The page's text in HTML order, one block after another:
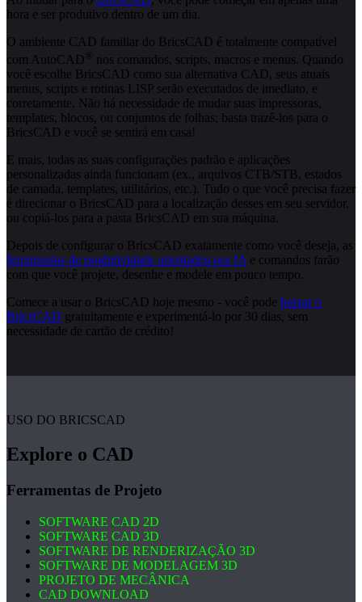
hora e ser produtivo dentro de um dia.
O ambiente CAD familiar do BricsCAD é totalmente compatível
com AutoCAD ® nos comandos, scripts, macros e menus. Quando
você escolhe BricsCAD como sua alternativa CAD, seus atuais
menus, scripts e rotinas LISP serão executados de imediato, e
corretamente. Não há necessidade de mudar suas impressoras,
templates, blocos, ou conjuntos de folhas; basta trazê-los para o
BricsCAD e você se sentirá em casa!
E mais, todas as suas configurações padrão e aplicações
personalizadas ainda funcionam (ex., arquivos CTB/STB, estados
de camada, templates, utilitários, etc.). Tudo o que você precisa fazer
é direcionar o BricsCAD para a localização desses em seu servidor,
ou copiá-los para a pasta BricsCAD em sua máquina.
Depois de configurar o BricsCAD exatamente como você deseja, as
ferramentas de produtividade orientados por IA e comandos farão
com que você projete, desenhe e modele em pouco tempo.
Comece a usar o BricsCAD hoje mesmo - você pode baixar o
BricsCAD gratuitamente e experimentá-lo por 30 dias, sem
necessidade de cartão de crédito!
USO DO BRICSCAD
Explore o CAD
Ferramentas de Projeto
SOFTWARE CAD 2D
SOFTWARE CAD 3D
SOFTWARE DE RENDERIZAÇÃO 3D
SOFTWARE DE MODELAGEM 3D
PROJETO DE MECÂNICA
CAD DOWNLOAD